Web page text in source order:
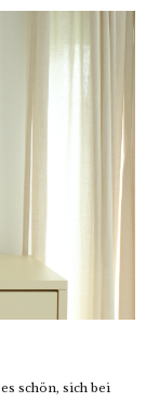
schön, sich bei